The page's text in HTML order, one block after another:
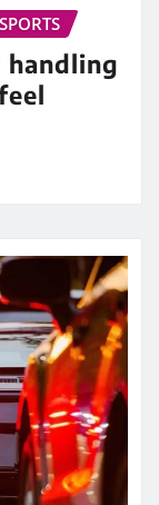
SPORTS